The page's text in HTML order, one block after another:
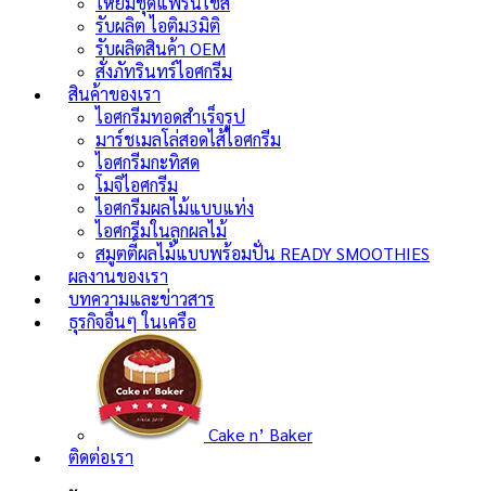
รับผลิต ไอติม3มิติ
รับผลิตสินค้า OEM
สั่งภัทรินทร์ไอศกรีม
สินค้าของเรา
ไอศกรีมทอดสำเร็จรูป
มาร์ชเมลโล่สอดไส้ไอศกรีม
ไอศกรีมกะทิสด
โมจิไอศกรีม
ไอศกรีมผลไม้แบบแท่ง
ไอศกรีมในลูกผลไม้
สมูตตี้ผลไม้แบบพร้อมปั่น READY SMOOTHIES
ผลงานของเรา
บทความและข่าวสาร
ธุรกิจอื่นๆ ในเครือ
Cake n’ Baker
ติดต่อเรา